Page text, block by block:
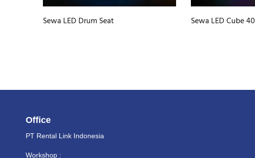
Sewa LED Drum Seat Sewa LED Cube 40
Office
PT Rental Link Indonesia
Workshop :